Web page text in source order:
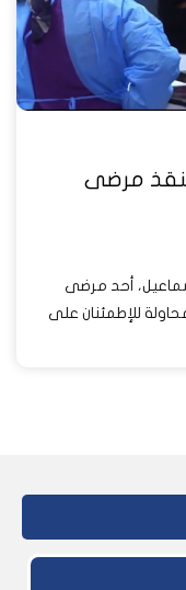
مرضى
إسماعيل، أحد مرضى
للإطمئنان على